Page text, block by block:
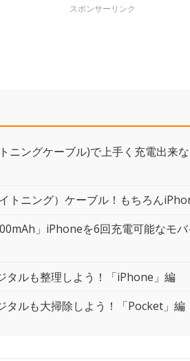
ニングケーブル)で上手く充電出来
トニング）ケーブル！もちろん
」iPhoneを6回充電可能なモ
タルも整理しよう！「iPhone」編
タルも大掃除しよう！「Pocket」編